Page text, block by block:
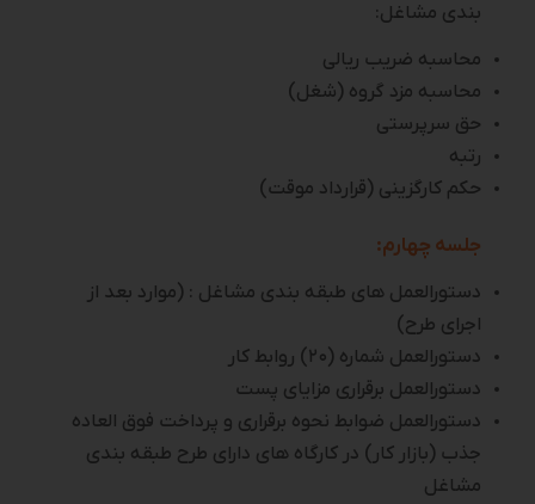
بندی مشاغل:
محاسبه ضریب ریالی
محاسبه مزد گروه (شغل)
حق سرپرستی
رتبه
حکم کارگزینی (قرارداد موقت)
جلسه چهارم:
دستورالعمل های طبقه بندی مشاغل : (موارد بعد از
اجرای طرح)
دستورالعمل شماره (۲۰) روابط کار
دستورالعمل برقراری مزایای پست
دستورالعمل ضوابط نحوه برقراری و پرداخت فوق العاده
جذب (بازار کار) در کارگاه های دارای طرح طبقه بندی
مشاغل